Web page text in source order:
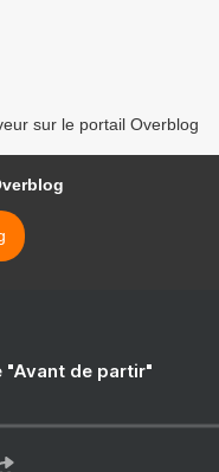
sur le portail Overblog
"Avant de partir"